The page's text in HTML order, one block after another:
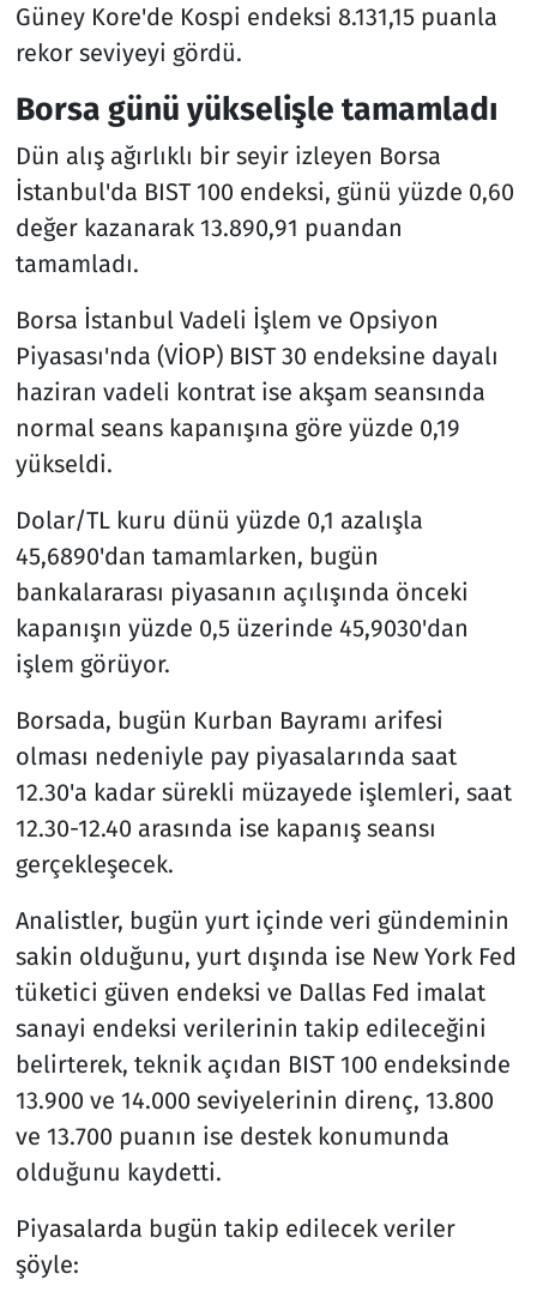
Güney Kore'de Kospi endeksi 8.131,15 puanla
rekor seviyeyi gördü.
Borsa günü yükselişle tamamladı
Dün alış ağırlıklı bir seyir izleyen Borsa
İstanbul'da BIST 100 endeksi, günü yüzde 0,60
değer kazanarak 13.890,91 puandan
tamamladı.
Borsa İstanbul Vadeli İşlem ve Opsiyon
Piyasası'nda (VİOP) BIST 30 endeksine dayalı
haziran vadeli kontrat ise akşam seansında
normal seans kapanışına göre yüzde 0,19
yükseldi.
Dolar/TL kuru dünü yüzde 0,1 azalışla
45,6890'dan tamamlarken, bugün
bankalararası piyasanın açılışında önceki
kapanışın yüzde 0,5 üzerinde 45,9030'dan
işlem görüyor.
Borsada, bugün Kurban Bayramı arifesi
olması nedeniyle pay piyasalarında saat
12.30'a kadar sürekli müzayede işlemleri, saat
12.30-12.40 arasında ise kapanış seansı
gerçekleşecek.
Analistler, bugün yurt içinde veri gündeminin
sakin olduğunu, yurt dışında ise New York Fed
tüketici güven endeksi ve Dallas Fed imalat
sanayi endeksi verilerinin takip edileceğini
belirterek, teknik açıdan BIST 100 endeksinde
13.900 ve 14.000 seviyelerinin direnç, 13.800
ve 13.700 puanın ise destek konumunda
olduğunu kaydetti.
Piyasalarda bugün takip edilecek veriler
şöyle: